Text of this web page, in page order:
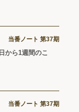
当番ノート 第37期
から1週間のこ
当番ノート 第37期